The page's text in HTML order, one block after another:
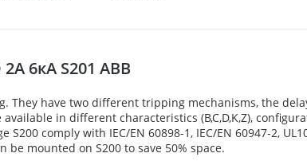
6кА S201 ABB
They have two different tripping mechanisms, the
in different characteristics (B,C,D,K,Z),
comply with IEC/EN 60898-1, IEC/EN 60947-2,
mounted on S200 to save 50% space.